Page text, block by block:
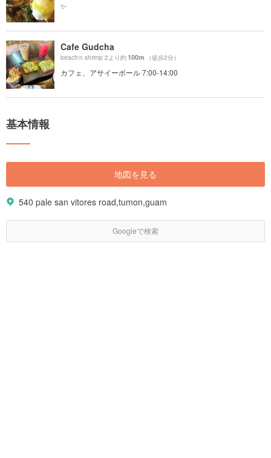
✨
Cafe Gudcha
beach'n shrimp 2より約100m （徒歩2分）
カフェ、アサイーボール 7:00-14:00
基本情報
地図を見る
540 pale san vitores road,tumon,guam
Googleで検索